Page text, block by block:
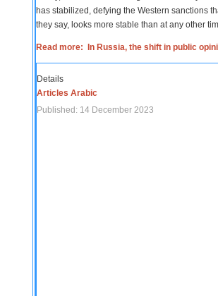
has stabilized, defying the Western sanctions
they say, looks more stable than at any other
Read more: In Russia, the shift in public
Details
Articles Arabic
Published: 14 December 2023